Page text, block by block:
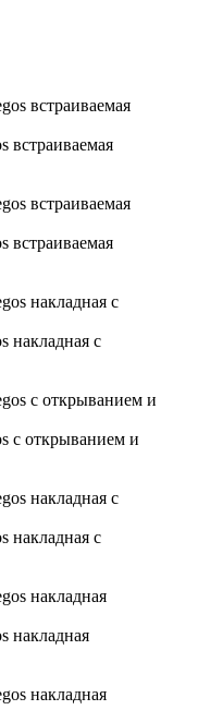
встраиваемая
встраиваемая
накладная с
с открыванием и
накладная с
накладная